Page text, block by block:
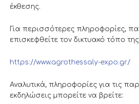
έκθεσης.
Για περισσότερες πληροφορίες,
επισκεφθείτε τον δικτυακό τόπο
https://www.agrothessaly-expo.gr/
Αναλυτικά, πληροφορίες για τις
εκδηλώσεις μπορείτε να βρείτε: